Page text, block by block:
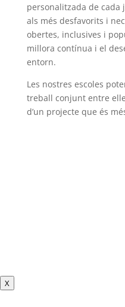
personalitzada de cada
als més desfavorits i
obertes, inclusives i
millora contínua i el
entorn.
Les nostres escoles
treball conjunt entre
d’un projecte que és
X